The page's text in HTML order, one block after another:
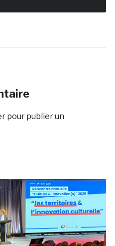
pour publier un